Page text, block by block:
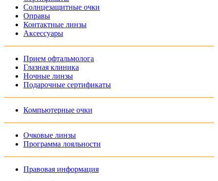
Солнцезащитные очки
Оправы
Контактные линзы
Аксессуары
Прием офтальмолога
Глазная клиника
Ночные линзы
Подарочные сертификаты
Компьютерные очки
Очковые линзы
Программа лояльности
Правовая информация